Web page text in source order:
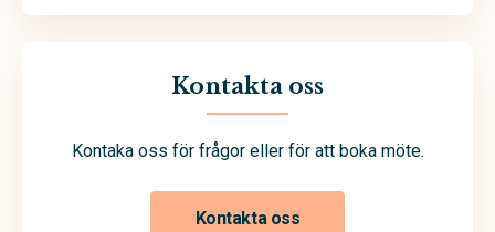
Kontakta oss
Kontaka oss för frågor eller för att boka möte.
Kontakta oss